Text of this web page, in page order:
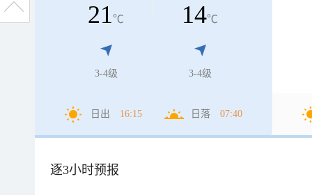
21℃
3-4级
14℃
3-4级
日出 16:15 日落 07:40
逐3小时预报